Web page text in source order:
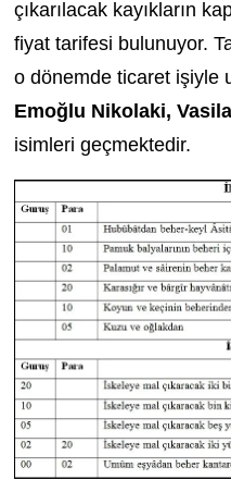
çıkarılacak kayıkların
fiyat tarifesi bulunuyor.
o dönemde ticaret işiyle
Emoğlu Nikolaki,
isimleri geçmektedir.